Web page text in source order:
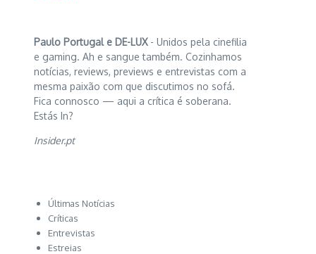
Paulo Portugal e DE-LUX - Unidos pela cinefilia
e gaming. Ah e sangue também. Cozinhamos
notícias, reviews, previews e entrevistas com a
mesma paixão com que discutimos no sofá.
Fica connosco — aqui a crítica é soberana.
Estás In?
Insider.pt
Últimas Notícias
Críticas
Entrevistas
Estreias